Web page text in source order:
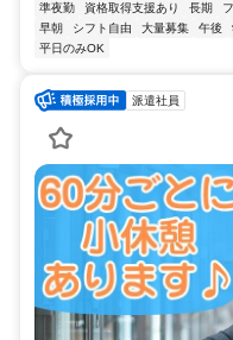
準夜勤
資格取得支援あり 長期
早朝
シフト自由 大量募集 午後
平日のみOK
派遣社員